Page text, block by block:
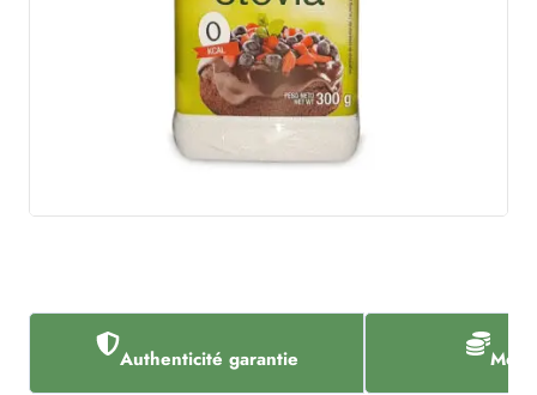
Authenticité garantie